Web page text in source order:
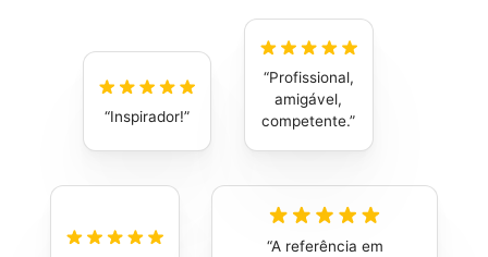
Inspirador!
A referência em
Profissional,
amigável,
competente.